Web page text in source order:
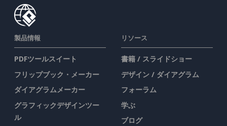
製品情報
PDFツールスイート
フリップブック・メーカー
ダイアグラムメーカー
グラフィックデザインツー
ル
リソース
書籍 / スライドショー
デザイン / ダイアグラム
フォーラム
学ぶ
ブログ